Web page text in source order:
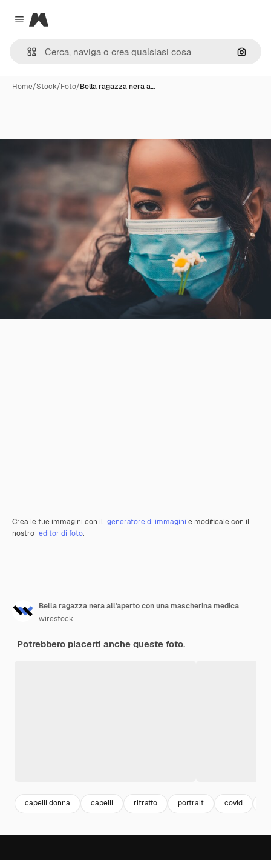
Close menu
Magnific
Cerca
Home/Stock/Foto/Bella ragazza nera a…
Crea le tue immagini con il generatore di immagini e modificale con il
nostro editor di foto.
Bella ragazza nera all'aperto con una mascherina medica
wirestock
Potrebbero piacerti anche queste foto.
capelli donna capelli ritratto portrait covid